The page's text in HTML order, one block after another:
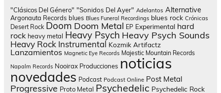
"Clásicos Del Género" "Sonidos Del Ayer" Adelantos Alternative
Argonauta Records blues Blues Funeral Recordings blues rock Crónicas
Desert Rock Doom Doom Metal EP Experimental hard
rock heavy metal Heavy Psych Heavy Psych Sounds
Heavy Rock Instrumental Kozmik Artifactz
Lanzamientos Magnetic Eye Records Majestic Mountain Records
Napalm Records Nooirax Producciones noticias
novedades Podcast Podcast Online Post Metal
Progressive Proto Metal Psychedelic Psychedelic Rock